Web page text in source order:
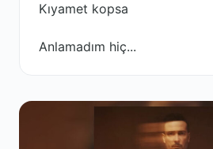
Kıyamet kopsa
Anlamadım hiç...